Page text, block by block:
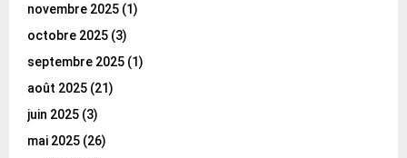
novembre 2025 (1)
octobre 2025 (3)
septembre 2025 (1)
août 2025 (21)
juin 2025 (3)
mai 2025 (26)